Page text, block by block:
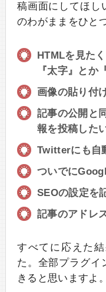
稿画面にしてほし
のわがままをひと
HTMLを見た
『太字』とか
画像の貼り付
記事の公開と
報を投稿したい
Twitterにも自
ついでに
SEOの設定を
記事のアドレ
すべてに応えた
た。全部プラグイ
きると思いますよ。